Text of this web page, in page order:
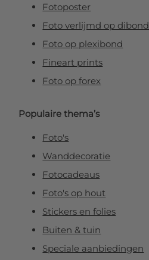
Fotoposter
Foto verlijmd op dibond
Foto op plexibond
Fineart prints
Foto op forex
Populaire thema’s
Foto's
Wanddecoratie
Fotocadeaus
Foto's op hout
Stickers en folies
Buiten & tuin
Speciale aanbiedingen